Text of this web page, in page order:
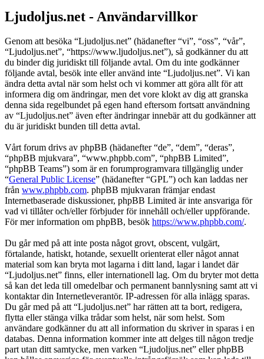
Ljudoljus.net - Användarvillkor
Genom att besöka “Ljudoljus.net” (hädanefter “vi”, “oss”, “vår”,
“Ljudoljus.net”, “https://www.ljudoljus.net”), så godkänner du att
du binder dig juridiskt till följande avtal. Om du inte godkänner
följande avtal, besök inte eller använd inte “Ljudoljus.net”. Vi kan
ändra detta avtal när som helst och vi kommer att göra allt för att
informera dig om ändringar, men det vore klokt av dig att granska
denna sida regelbundet på egen hand eftersom fortsatt användning
av “Ljudoljus.net” även efter ändringar innebär att du godkänner att
du är juridiskt bunden till detta avtal.
Vårt forum drivs av phpBB (hädanefter “de”, “dem”, “deras”,
“phpBB mjukvara”, “www.phpbb.com”, “phpBB Limited”,
“phpBB Teams”) som är en forumprogramvara tillgänglig under
“General Public License” (hädanefter “GPL”) och kan laddas ner
från www.phpbb.com. phpBB mjukvaran främjar endast
Internetbaserade diskussioner, phpBB Limited är inte ansvariga för
vad vi tillåter och/eller förbjuder för innehåll och/eller uppförande.
För mer information om phpBB, besök https://www.phpbb.com/.
Du går med på att inte posta något grovt, obscent, vulgärt,
förtalande, hatiskt, hotande, sexuellt orienterat eller något annat
material som kan bryta mot lagarna i ditt land, lagar i landet där
“Ljudoljus.net” finns, eller internationell lag. Om du bryter mot detta
så kan det leda till omedelbar och permanent bannlysning samt att vi
kontaktar din Internetleverantör. IP-adressen för alla inlägg sparas.
Du går med på att “Ljudoljus.net” har rätten att ta bort, redigera,
flytta eller stänga vilka trådar som helst, när som helst. Som
användare godkänner du att all information du skriver in sparas i en
databas. Denna information kommer inte att delges till någon tredje
part utan ditt samtycke, men varken “Ljudoljus.net” eller phpBB